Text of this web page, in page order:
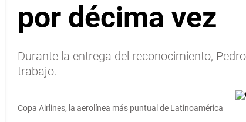
por décima vez
Durante la entrega del reconocimiento,
trabajo.
Copa Airlines, la aerolínea más puntual de Latinoamérica